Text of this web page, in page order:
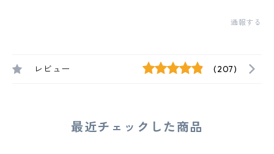
通報する
レビュー (207)
最近チェックした商品